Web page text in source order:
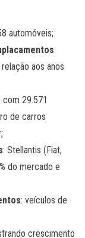
automóveis;
:
aos anos
com 29.571
de carros
: Stellantis (Fiat,
do mercado e
: veículos de
crescimento